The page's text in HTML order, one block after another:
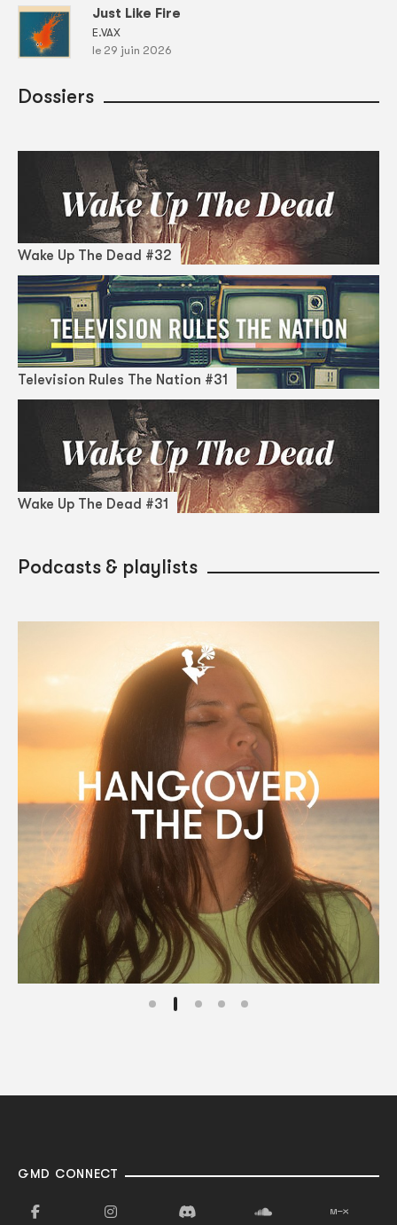
Just Like Fire
E.VAX
le 29 juin 2026
Dossiers
Wake Up The Dead #32
Television Rules The Nation #31
Wake Up The Dead #31
Podcasts & playlists
GMD CONNECT